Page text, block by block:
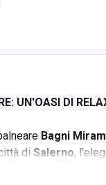
UN'OASI DI
Bagni
di Salerno,